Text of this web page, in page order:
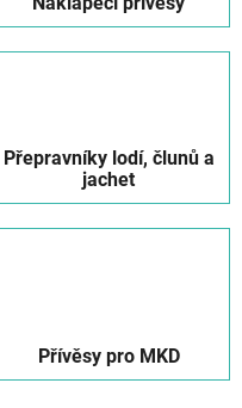
Přepravníky lodí, člunů a
jachet
Přívěsy pro MKD